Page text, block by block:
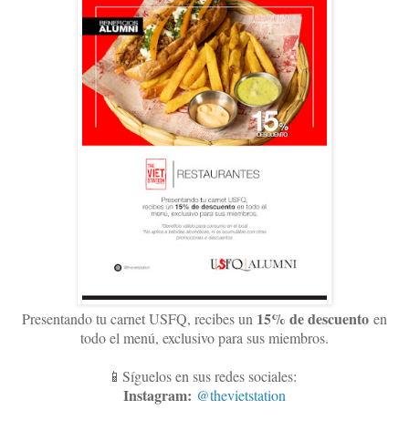
Presentando tu carnet USFQ, recibes un 15% de descuento en
todo el menú, exclusivo para sus miembros.
📱Síguelos en sus redes sociales:
Instagram: @thevietstation